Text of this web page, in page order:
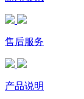
售后服务
产品说明